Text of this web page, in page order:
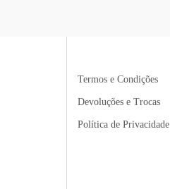
Termos e Condições
Devoluções e Trocas
Política de Privacidade